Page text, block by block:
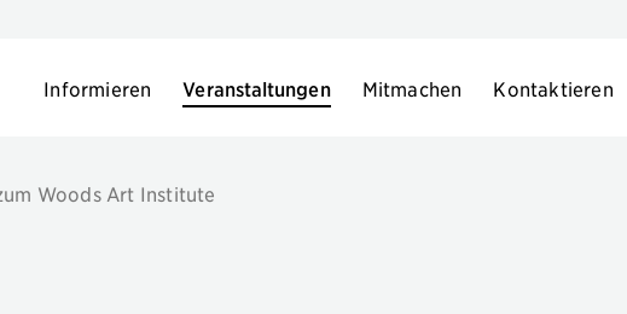
Informieren Veranstaltungen Mitmachen Kontaktieren
Woods Art Institute